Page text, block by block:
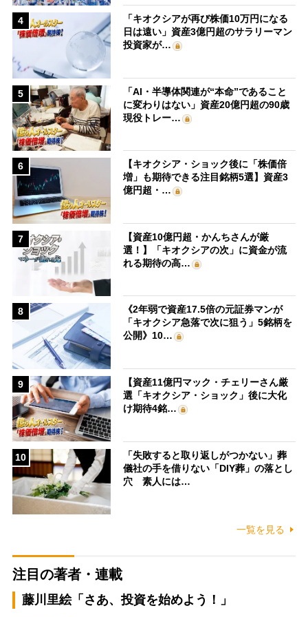
4
「キオクシアが再び株価10万円になる
日は遠い」資産3億円超のサラリーマン
投資家が…
5
「AI・半導体関連が“本命”であること
に変わりはない」資産20億円超の90歳
現役トレー…
6
【キオクシア・ショック後に「株価倍
増」も期待できる注目銘柄5選】資産3
億円超・…
7
【資産10億円超・かんちさんが厳
選！】「キオクシアの次」に資金が流
れる期待の高…
8
《2年弱で資産17.5倍の元証券マンが
「キオクシア急落で次に狙う」5銘柄を
公開》10…
9
【資産11億円マック・チェリーさん厳
選「キオクシア・ショック」後に大化
け期待4銘…
10
「失敗すると取り返しがつかない」葬
儀社の手を借りない「DIY葬」の落とし
穴 素人には…
一覧を見る
注目の著者・連載
藤川里絵「さあ、投資を始めよう！」